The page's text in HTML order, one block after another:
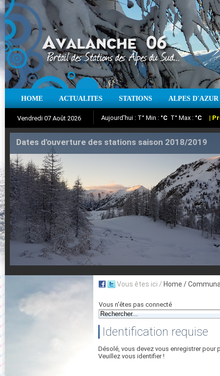
HOME ACTUALITES STATIONS ALPES D'AZUR
Vendredi 07 Août 2026
Aujourd'hui : T° Min : °CT° Max : °C |
Iso à 0° :mNeige sur 12 heures :cm
Suivez en direct l'actualité des stations
Vous êtes ici / Home /
Vous n'êtes pas connecté
Identification requise
Désolé, vous devez vous enregistrer pour
Veuillez vous identifier !